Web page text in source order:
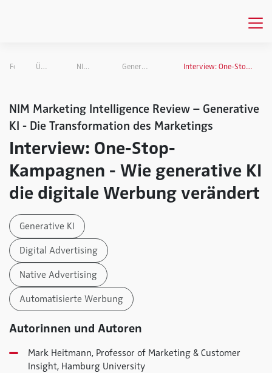
ForschungÜbersicht Forschungsprojekte NIM Marketing Intelligence Review Generative KI - Die Transformation des Marketings Interview: One-Stop-Kampagnen - Wie generative KI die digitale Werbung verändert
NIM Marketing Intelligence Review – Generative
KI - Die Transformation des Marketings
Interview: One-Stop-
Kampagnen - Wie generative KI
die digitale Werbung verändert
Generative KI
Digital Advertising
Native Advertising
Automatisierte Werbung
Autorinnen und Autoren
Mark Heitmann, Professor of Marketing & Customer
Insight, Hamburg University